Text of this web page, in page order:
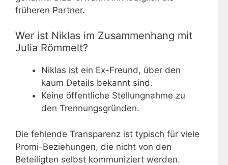
früheren Partner.
Wer ist Niklas im Zusammenhang mit
Julia Römmelt?
Niklas ist ein Ex-Freund, über den
kaum Details bekannt sind.
Keine öffentliche Stellungnahme zu
den Trennungsgründen.
Die fehlende Transparenz ist typisch für viele
Promi-Beziehungen, die nicht von den
Beteiligten selbst kommuniziert werden.